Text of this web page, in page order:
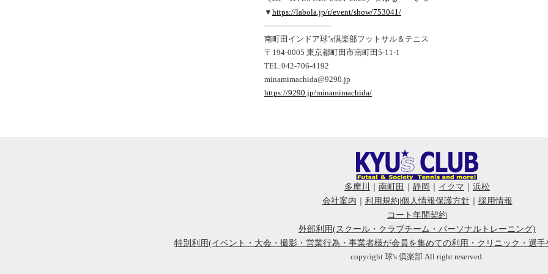
▼ https://labola.jp/r/event/show/753041/
————————–
南町田インドア球’s倶楽部フットサル＆テニス
〒194-0005 東京都町田市南町田5-11-1
TEL:042-706-4192
minamimachida@9290.jp
https://9290.jp/minamimachida/
多摩川 ｜ 南町田 ｜ 静岡 ｜ イクマ ｜ 浜松
会社案内 ｜ 利用規約|個人情報保護方針｜ 採用情報
コート年間契約
外部利用(スクール・クラブチーム・パーソナルトレーニング)
特別利用(イベント・大会・撮影・営業行為・事業者様が会員を集めての利用・クリニック・選
copyright 球's 倶楽部 All right reserved.